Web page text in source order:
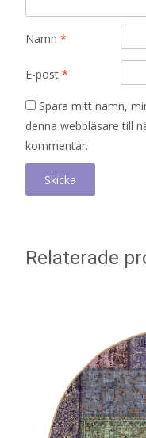
Namn *
E-post *
Spara mitt namn,
denna webbläsare till
kommentar.
Relaterade